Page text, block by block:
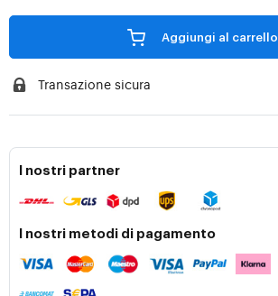
Aggiungi al carrello
Transazione sicura
I nostri partner
I nostri metodi di pagamento